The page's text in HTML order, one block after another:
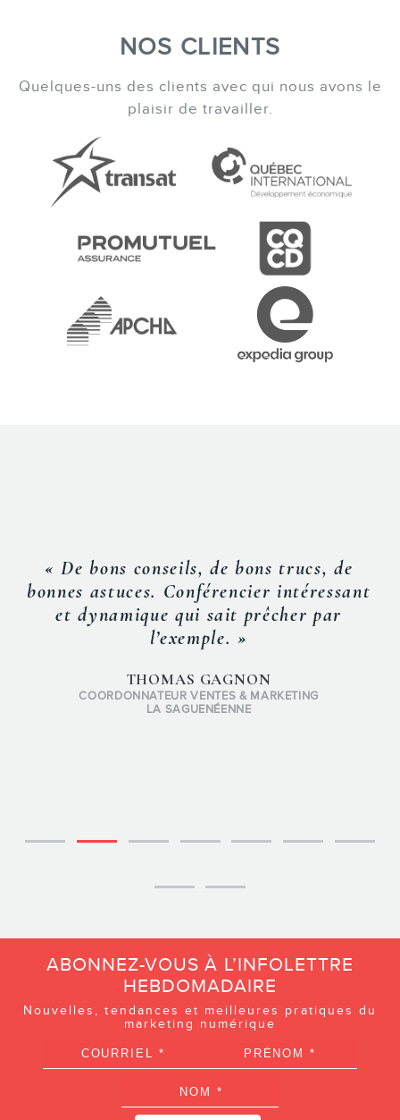
NOS CLIENTS
Quelques-uns des clients avec qui nous avons le
plaisir de travailler.
« De bons conseils, de bons trucs, de
bonnes astuces. Conférencier intéressant
et dynamique qui sait prêcher par
l’exemple. »
THOMAS GAGNON
COORDONNATEUR VENTES & MARKETING
LA SAGUENÉENNE
ABONNEZ-VOUS À L’INFOLETTRE
HEBDOMADAIRE
Nouvelles, tendances et meilleures pratiques du
marketing numérique